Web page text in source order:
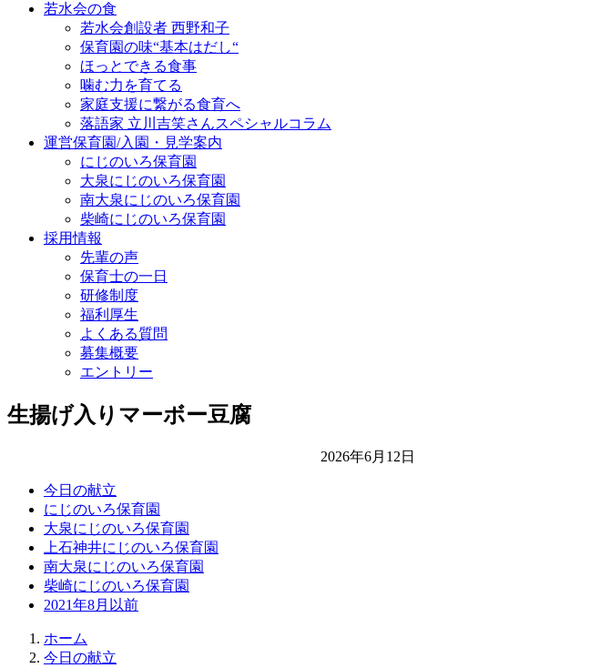
若水会の食
若水会創設者 西野和子
保育園の味“基本はだし“
ほっとできる食事
噛む力を育てる
家庭支援に繋がる食育へ
落語家 立川吉笑さんスペシャルコラム
運営保育園/入園・見学案内
にじのいろ保育園
大泉にじのいろ保育園
南大泉にじのいろ保育園
柴崎にじのいろ保育園
採用情報
先輩の声
保育士の一日
研修制度
福利厚生
よくある質問
募集概要
エントリー
生揚げ入りマーボー豆腐
2026年6月12日
今日の献立
にじのいろ保育園
大泉にじのいろ保育園
上石神井にじのいろ保育園
南大泉にじのいろ保育園
柴崎にじのいろ保育園
2021年8月以前
ホーム
今日の献立